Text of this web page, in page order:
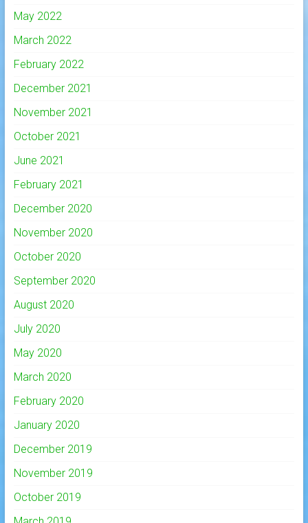
May 2022
March 2022
February 2022
December 2021
November 2021
October 2021
June 2021
February 2021
December 2020
November 2020
October 2020
September 2020
August 2020
July 2020
May 2020
March 2020
February 2020
January 2020
December 2019
November 2019
October 2019